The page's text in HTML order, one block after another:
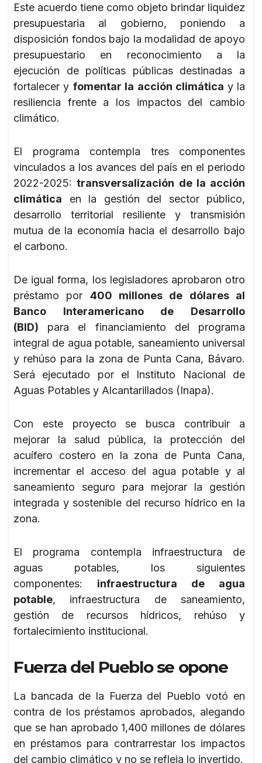
Este acuerdo tiene como objeto brindar liquidez
presupuestaria al gobierno, poniendo a
disposición fondos bajo la modalidad de apoyo
presupuestario en reconocimiento a la
ejecución de políticas públicas destinadas a
fortalecer y fomentar la acción climática y la
resiliencia frente a los impactos del cambio
climático.
El programa contempla tres componentes
vinculados a los avances del país en el periodo
2022-2025:transversalización de la acción
climática en la gestión del sector público,
desarrollo territorial resiliente y transmisión
mutua de la economía hacia el desarrollo bajo
el carbono.
De igual forma, los legisladores aprobaron otro
préstamo por 400 millones de dólares al
Banco Interamericano de Desarrollo
(BID) para el financiamiento del programa
integral de agua potable, saneamiento universal
y rehúso para la zona de Punta Cana, Bávaro.
Será ejecutado por el Instituto Nacional de
Aguas Potables y Alcantarillados (Inapa).
Con este proyecto se busca contribuir a
mejorar la salud pública, la protección del
acuífero costero en la zona de Punta Cana,
incrementar el acceso del agua potable y al
saneamiento seguro para mejorar la gestión
integrada y sostenible del recurso hídrico en la
zona.
El programa contempla infraestructura de
aguas potables, los siguientes
componentes: infraestructura de agua
potable, infraestructura de saneamiento,
gestión de recursos hídricos, rehúso y
fortalecimiento institucional.
Fuerza del Pueblo se opone
La bancada de la Fuerza del Pueblo votó en
contra de los préstamos aprobados, alegando
que se han aprobado 1,400 millones de dólares
en préstamos para contrarrestar los impactos
del cambio climático y no se refleja lo invertido.